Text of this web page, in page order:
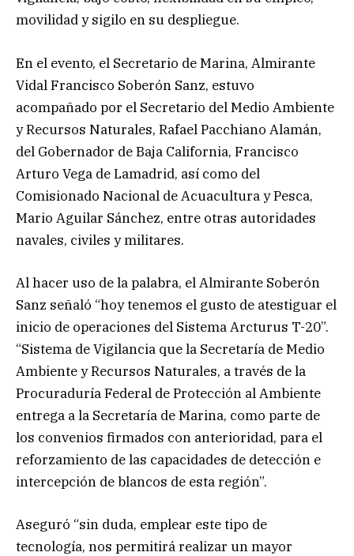
movilidad y sigilo en su despliegue.
En el evento, el Secretario de Marina, Almirante
Vidal Francisco Soberón Sanz, estuvo
acompañado por el Secretario del Medio Ambiente
y Recursos Naturales, Rafael Pacchiano Alamán,
del Gobernador de Baja California, Francisco
Arturo Vega de Lamadrid, así como del
Comisionado Nacional de Acuacultura y Pesca,
Mario Aguilar Sánchez, entre otras autoridades
navales, civiles y militares.
Al hacer uso de la palabra, el Almirante Soberón
Sanz señaló “hoy tenemos el gusto de atestiguar el
inicio de operaciones del Sistema Arcturus T-20”.
“Sistema de Vigilancia que la Secretaría de Medio
Ambiente y Recursos Naturales, a través de la
Procuraduría Federal de Protección al Ambiente
entrega a la Secretaría de Marina, como parte de
los convenios firmados con anterioridad, para el
reforzamiento de las capacidades de detección e
intercepción de blancos de esta región”.
Aseguró “sin duda, emplear este tipo de
tecnología, nos permitirá realizar un mayor